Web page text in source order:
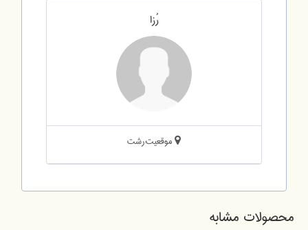
رُزا
محصولات مشابه